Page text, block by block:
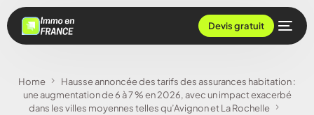
Devis gratuit
Home
Hausse annoncée des tarifs des assurances habitation :
une augmentation de 6 à 7 % en 2026, avec un impact exacerbé
dans les villes moyennes telles qu’Avignon et La Rochelle